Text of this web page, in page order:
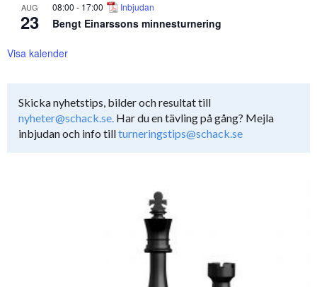
AUG
23
08:00 - 17:00 Inbjudan
Bengt Einarssons minnesturnering
Visa kalender
Skicka nyhetstips, bilder och resultat till
nyheter@schack.se. Har du en tävling på gång? Mejla
inbjudan och info tillturneringstips@schack.se